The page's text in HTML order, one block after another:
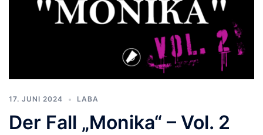
17. JUNI 2024 LABA
Der Fall „Monika“ – Vol. 2